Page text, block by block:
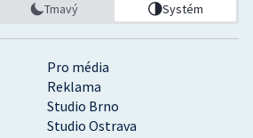
Pro média
Reklama
Studio Brno
Studio Ostrava
Tmavý Systém